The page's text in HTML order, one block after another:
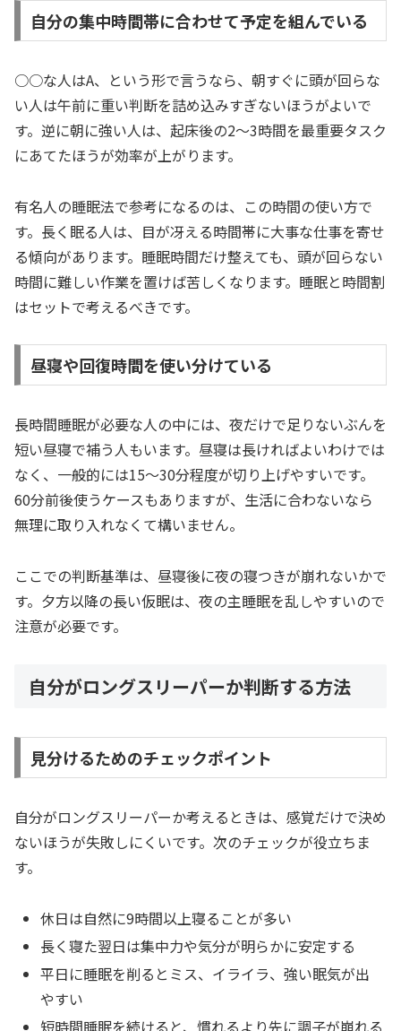
自分の集中時間帯に合わせて予定を組んでいる
○○な人はA、という形で言うなら、朝すぐに頭が回らな
い人は午前に重い判断を詰め込みすぎないほうがよいで
す。逆に朝に強い人は、起床後の2〜3時間を最重要タスク
にあてたほうが効率が上がります。
有名人の睡眠法で参考になるのは、この時間の使い方で
す。長く眠る人は、目が冴える時間帯に大事な仕事を寄せ
る傾向があります。睡眠時間だけ整えても、頭が回らない
時間に難しい作業を置けば苦しくなります。睡眠と時間割
はセットで考えるべきです。
昼寝や回復時間を使い分けている
長時間睡眠が必要な人の中には、夜だけで足りないぶんを
短い昼寝で補う人もいます。昼寝は長ければよいわけでは
なく、一般的には15〜30分程度が切り上げやすいです。
60分前後使うケースもありますが、生活に合わないなら
無理に取り入れなくて構いません。
ここでの判断基準は、昼寝後に夜の寝つきが崩れないかで
す。夕方以降の長い仮眠は、夜の主睡眠を乱しやすいので
注意が必要です。
自分がロングスリーパーか判断する方法
見分けるためのチェックポイント
自分がロングスリーパーか考えるときは、感覚だけで決め
ないほうが失敗しにくいです。次のチェックが役立ちま
す。
休日は自然に9時間以上寝ることが多い
長く寝た翌日は集中力や気分が明らかに安定する
平日に睡眠を削るとミス、イライラ、強い眠気が出
やすい
短時間睡眠を続けると、慣れるより先に調子が崩れる